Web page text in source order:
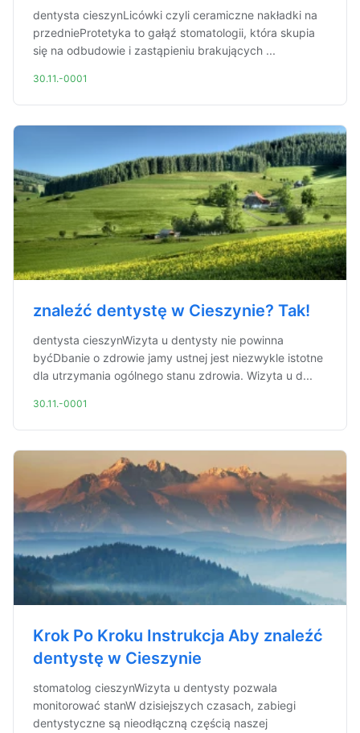
dentysta cieszynLicówki czyli ceramiczne nakładki na
przednieProtetyka to gałąź stomatologii, która skupia
się na odbudowie i zastąpieniu brakujących ...
30.11.-0001
znaleźć dentystę w Cieszynie? Tak!
dentysta cieszynWizyta u dentysty nie powinna
byćDbanie o zdrowie jamy ustnej jest niezwykle istotne
dla utrzymania ogólnego stanu zdrowia. Wizyta u d...
30.11.-0001
Krok Po Kroku Instrukcja Aby znaleźć
dentystę w Cieszynie
stomatolog cieszynWizyta u dentysty pozwala
monitorować stanW dzisiejszych czasach, zabiegi
dentystyczne są nieodłączną częścią naszej